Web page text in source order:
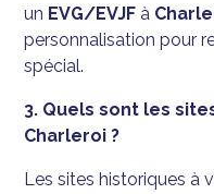
un EVG/EVJF à
personnalisation pour
spécial.
3. Quels sont les
Charleroi ?
Les sites historiques à